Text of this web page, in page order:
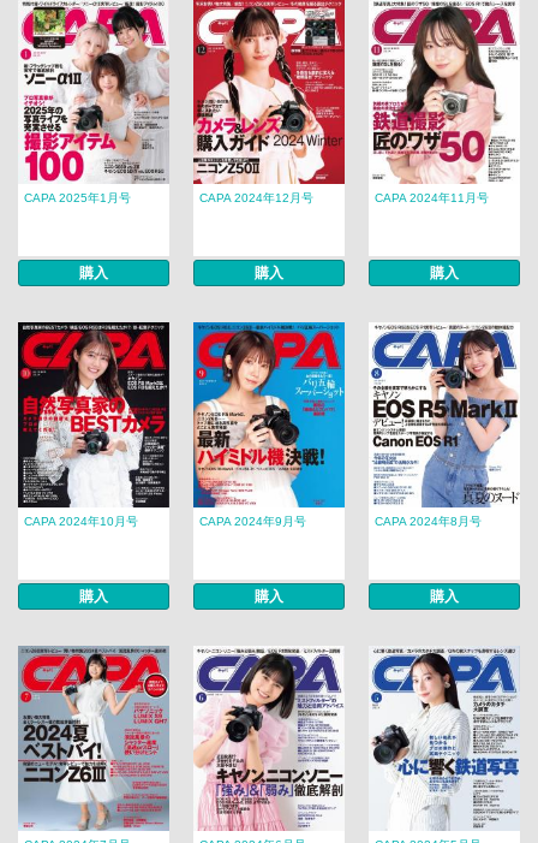
CAPA 2025年1月号
購入
CAPA 2024年12月号
購入
CAPA 2024年11月号
購入
CAPA 2024年10月号
購入
CAPA 2024年9月号
購入
CAPA 2024年8月号
購入